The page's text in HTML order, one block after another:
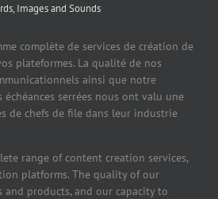
Images and Sounds
complète de services de création de
plateformes. La qualité de nos
ainsi que notre
échéances serrées nous ont valu une
de chefs de file dans leur industrie
range of content creation services,
platforms. The quality of our
and products, and our capacity to